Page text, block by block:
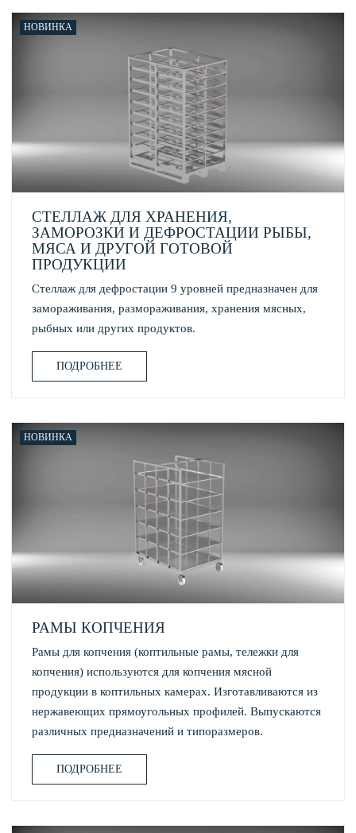
НОВИНКА
СТЕЛЛАЖ ДЛЯ ХРАНЕНИЯ,
ЗАМОРОЗКИ И ДЕФРОСТАЦИИ РЫБЫ,
МЯСА И ДРУГОЙ ГОТОВОЙ
ПРОДУКЦИИ
Стеллаж для дефростации 9 уровней предназначен для
замораживания, размораживания, хранения мясных,
рыбных или других продуктов.
ПОДРОБНЕЕ
НОВИНКА
РАМЫ КОПЧЕНИЯ
Рамы для копчения (коптильные рамы, тележки для
копчения) используются для копчения мясной
продукции в коптильных камерах. Изготавливаются из
нержавеющих прямоугольных профилей. Выпускаются
различных предназначений и типоразмеров.
ПОДРОБНЕЕ